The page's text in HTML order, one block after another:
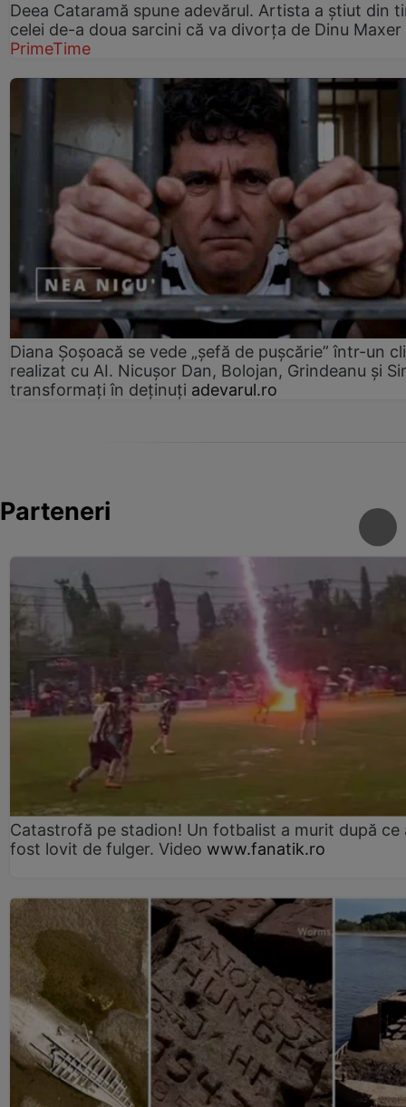
Deea Cataramă spune adevărul. Artista a știut din
celei de-a doua sarcini că va divorța de Dinu Maxer
PrimeTime
Diana Șoșoacă se vede „șefă de pușcărie” într-un
realizat cu AI. Nicușor Dan, Bolojan, Grindeanu și
transformați în deținuți adevarul.ro
Parteneri
Catastrofă pe stadion! Un fotbalist a murit după ce
fost lovit de fulger. Video www.fanatik.ro